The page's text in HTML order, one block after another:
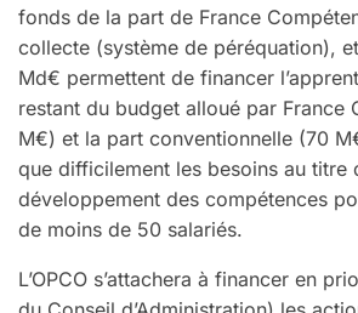
fonds de la part de France
collecte (système de péréquation),
Md€ permettent de financer
restant du budget alloué par France
M€) et la part conventionnelle (70
que difficilement les besoins au titre
développement des compétences
de moins de 50 salariés.
L’OPCO s’attachera à financer en